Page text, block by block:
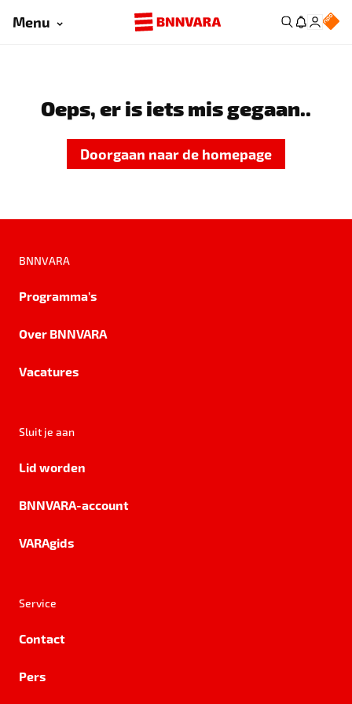
Menu
Oeps, er is iets mis gegaan..
Doorgaan naar de homepage
BNNVARA
Programma's
Over BNNVARA
Vacatures
Sluit je aan
Lid worden
BNNVARA-account
VARAgids
Service
Contact
Pers